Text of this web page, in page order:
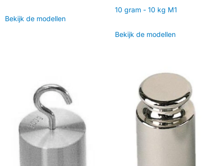
Bekijk de modellen
10 gram - 10 kg M1
Bekijk de modellen